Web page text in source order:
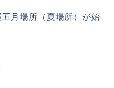
月場所（夏場所）が始